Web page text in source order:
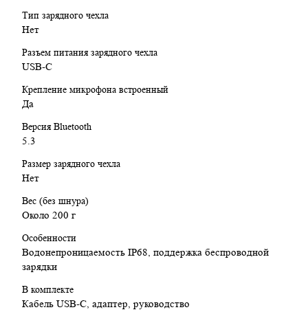
Тип зарядного чехла
Нет
Разъем питания зарядного чехла
USB-C
Крепление микрофона встроенный
Да
Версия Bluetooth
5.3
Размер зарядного чехла
Нет
Вес (без шнура)
Около 200 г
Особенности
Водонепроницаемость IP68, поддержка беспроводной
зарядки
В комплекте
Кабель USB-C, адаптер, руководство